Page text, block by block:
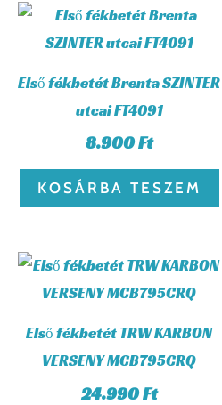
Első fékbetét Brenta SZINTER
utcai FT4091
8.900Ft
KOSÁRBA TESZEM
Első fékbetét TRW KARBON
VERSENY MCB795CRQ
24.990Ft